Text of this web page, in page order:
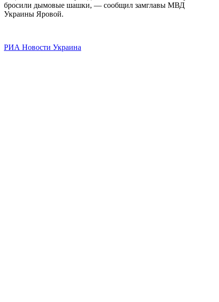
бросили дымовые шашки, — сообщил замглавы МВД
Украины Яровой.
РИА Новости Украина